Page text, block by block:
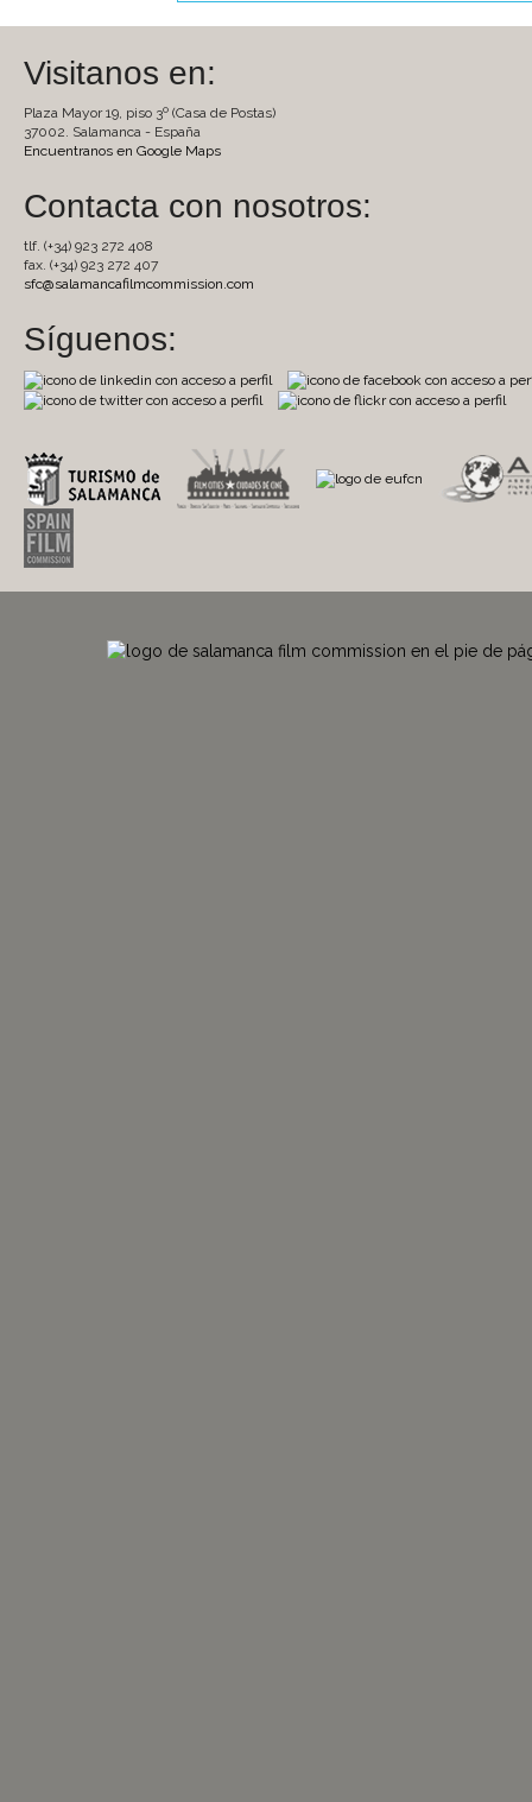
Visitanos en:
Plaza Mayor 19, piso 3º (Casa de Postas)
37002. Salamanca - España
Encuentranos en Google Maps
Contacta con nosotros:
tlf. (+34) 923 272 408
fax. (+34) 923 272 407
sfc@salamancafilmcommission.com
Síguenos: